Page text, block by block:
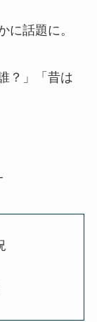
に話題に。
？」「昔は